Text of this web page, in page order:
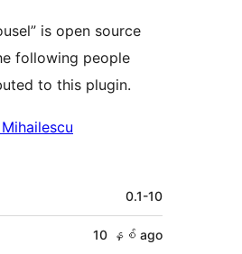
is open source
following people
to this plugin.
0.1-10
10 နှစ် ago